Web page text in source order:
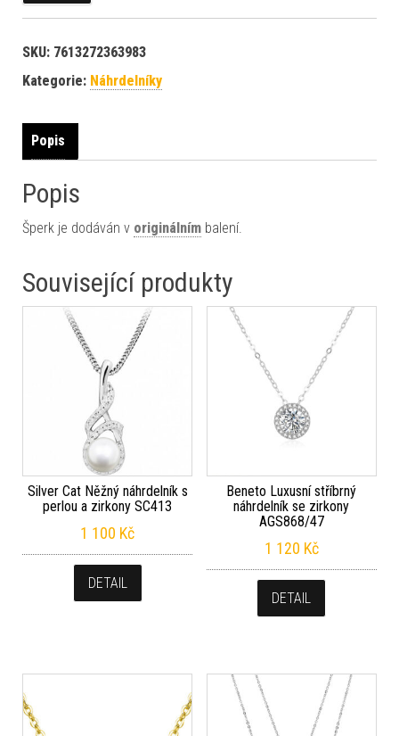
SKU: 7613272363983
Kategorie: Náhrdelníky
Popis
Popis
Šperk je dodáván v originálním balení.
Související produkty
Silver Cat Něžný náhrdelník s
perlou a zirkony SC413
1 100 Kč
DETAIL
Beneto Luxusní stříbrný
náhrdelník se zirkony
AGS868/47
1 120 Kč
DETAIL